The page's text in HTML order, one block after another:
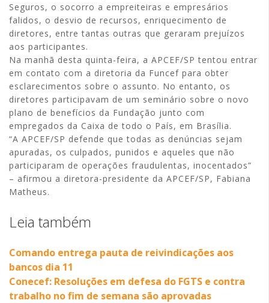
Seguros, o socorro a empreiteiras e empresários
falidos, o desvio de recursos, enriquecimento de
diretores, entre tantas outras que geraram prejuízos
aos participantes.
Na manhã desta quinta-feira, a APCEF/SP tentou entrar
em contato com a diretoria da Funcef para obter
esclarecimentos sobre o assunto. No entanto, os
diretores participavam de um seminário sobre o novo
plano de benefícios da Fundação junto com
empregados da Caixa de todo o País, em Brasília.
“A APCEF/SP defende que todas as denúncias sejam
apuradas, os culpados, punidos e aqueles que não
participaram de operações fraudulentas, inocentados”
– afirmou a diretora-presidente da APCEF/SP, Fabiana
Matheus.
Leia também
Comando entrega pauta de reivindicações aos
bancos dia 11
Conecef: Resoluções em defesa do FGTS e contra
trabalho no fim de semana são aprovadas